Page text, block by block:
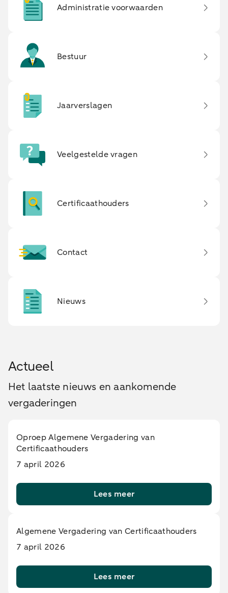
Administratie voorwaarden
Bestuur
Jaarverslagen
Veelgestelde vragen
Certificaathouders
Contact
Nieuws
Actueel
Het laatste nieuws en aankomende
vergaderingen
Oproep Algemene Vergadering van
Certificaathouders
7 april 2026
Lees meer
Algemene Vergadering van Certificaathouders
7 april 2026
Lees meer